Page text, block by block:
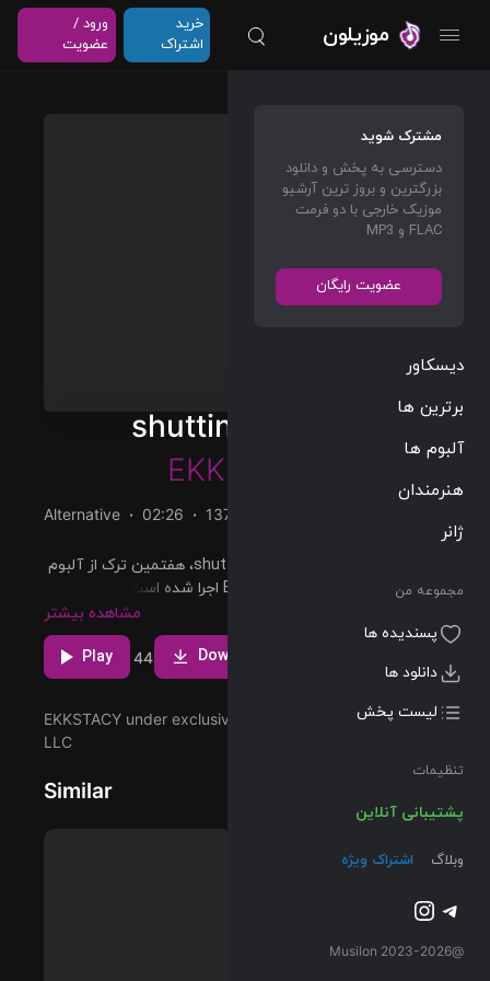
موزیلون
خرید
اشتراک
ورود /
عضویت
مشترک شوید
دسترسی به پخش و دانلود
بزرگترین و بروز ترین آرشیو
موزیک خارجی با دو فرمت
FLAC و MP3
عضویت رایگان
دیسکاور
برترین ها
آلبوم ها
هنرمندان
ژانر
مجموعه من
پسندیده ها
دانلود ها
لیست پخش
تنظیمات
پشتیبانی آنلاین
وبلاگ اشتراک ویژه
تلگراماینستاگرم
@2023-2026 Musilon
shutting me out
EKKSTACY
Alternative 02:26 137 BPM
پخش و دانلود آهنگ shutting me out، هفتمین ترک از آلبوم
EKKSTACY که توسط EKKSTACY اجرا شده است را میتوانید
مشاهده بیشتر
Play 44 Download
EKKSTACY under exclusive license to UnitedMasters
LLC
Similar